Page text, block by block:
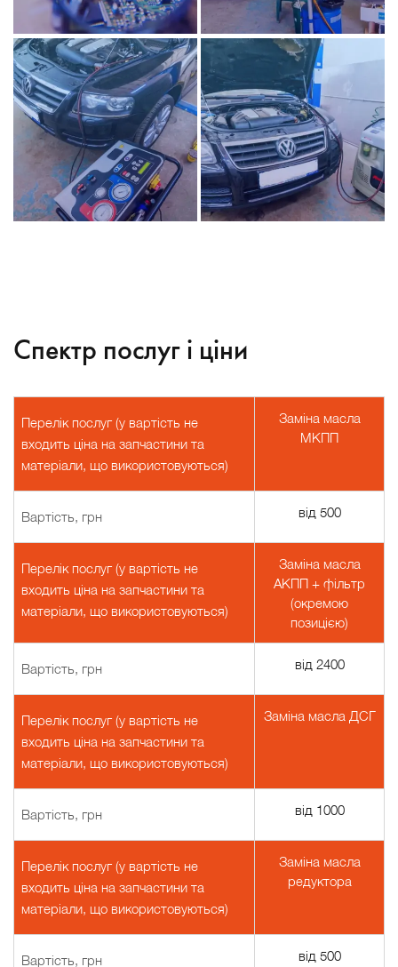
Спектр послуг і ціни
Перелік послуг (у вартість не
входить ціна на запчастини та
матеріали, що використовуються)
Заміна масла
МКПП
Вартість, грн від 500
Перелік послуг (у вартість не
входить ціна на запчастини та
матеріали, що використовуються)
Заміна масла
АКПП + фільтр
(окремою
позицією)
Вартість, грн від 2400
Перелік послуг (у вартість не
входить ціна на запчастини та
матеріали, що використовуються)
Заміна масла ДСГ
Вартість, грн від 1000
Перелік послуг (у вартість не
входить ціна на запчастини та
матеріали, що використовуються)
Заміна масла
редуктора
Вартість, грн від 500